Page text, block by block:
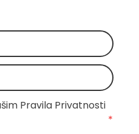
Pravila Privatnosti
*